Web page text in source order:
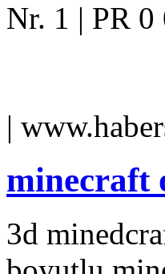
Nr. 1 | PR 0
|
minecraft
3d